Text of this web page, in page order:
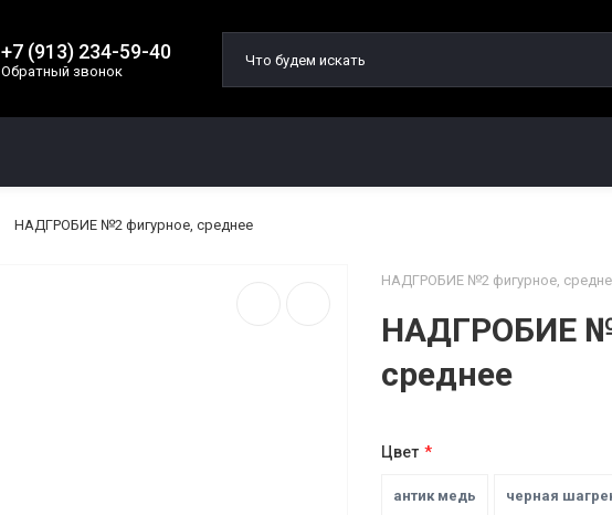
+7 (913) 234-59-40
Обратный звонок
НАДГРОБИЕ №2 фигурное, среднее
НАДГРОБИЕ №2 фигурное,
НАДГРОБИЕ
среднее
Цвет
антик медь черная